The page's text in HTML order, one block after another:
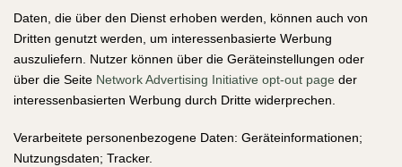
Daten, die über den Dienst erhoben werden, können auch von
Dritten genutzt werden, um interessenbasierte Werbung
auszuliefern. Nutzer können über die Geräteinstellungen oder
über die Seite Network Advertising Initiative opt-out page der
interessenbasierten Werbung durch Dritte widerprechen.
Verarbeitete personenbezogene Daten: Geräteinformationen;
Nutzungsdaten; Tracker.